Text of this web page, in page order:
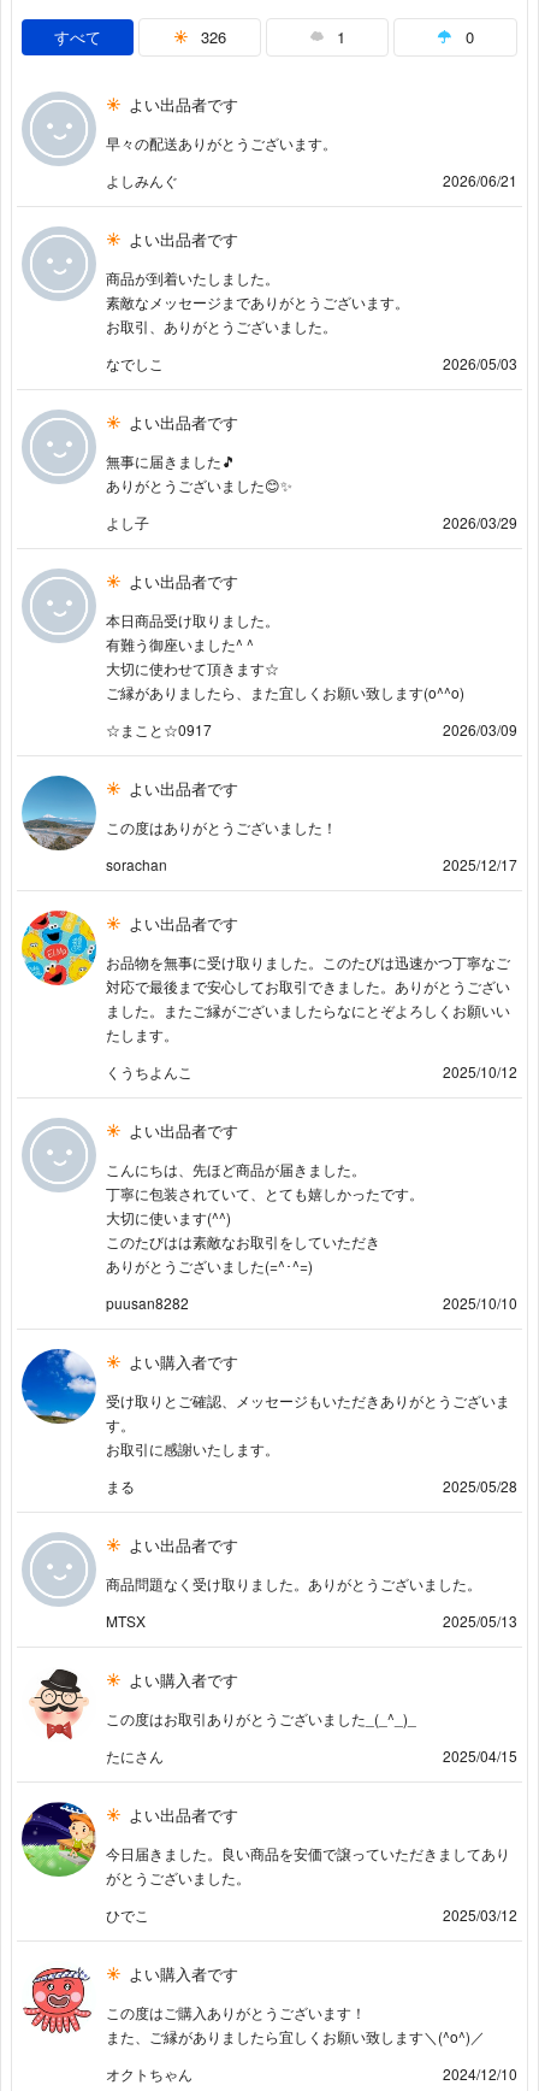
すべて 326 1 0
よい出品者です
早々の配送ありがとうございます。
よしみんぐ
2026/06/21
よい出品者です
商品が到着いたしました。
素敵なメッセージまでありがとうございます。
お取引、ありがとうございました。
なでしこ
2026/05/03
よい出品者です
無事に届きました🎵
ありがとうございました😊✨
よし子
2026/03/29
よい出品者です
本日商品受け取りました。
有難う御座いました^ ^
大切に使わせて頂きます☆
ご縁がありましたら、また宜しくお願い致します(o^^o)
☆まこと☆0917
2026/03/09
よい出品者です
この度はありがとうございました！
sorachan
2025/12/17
よい出品者です
お品物を無事に受け取りました。このたびは迅速かつ丁寧なご
対応で最後まで安心してお取引できました。ありがとうござい
ました。またご縁がございましたらなにとぞよろしくお願いい
たします。
くうちよんこ
2025/10/12
よい出品者です
こんにちは、先ほど商品が届きました。
丁寧に包装されていて、とても嬉しかったです。
大切に使います(^^)
このたびはは素敵なお取引をしていただき
ありがとうございました(=^･^=)
puusan8282
2025/10/10
よい購入者です
受け取りとご確認、メッセージもいただきありがとうございま
す。
お取引に感謝いたします。
まる
2025/05/28
よい出品者です
商品問題なく受け取りました。ありがとうございました。
MTSX
2025/05/13
よい購入者です
この度はお取引ありがとうございました_(_^_)_
たにさん
2025/04/15
よい出品者です
今日届きました。良い商品を安価で譲っていただきましてあり
がとうございました。
ひでこ
2025/03/12
よい購入者です
この度はご購入ありがとうございます！
また、ご縁がありましたら宜しくお願い致します＼(^o^)／
オクトちゃん
2024/12/10